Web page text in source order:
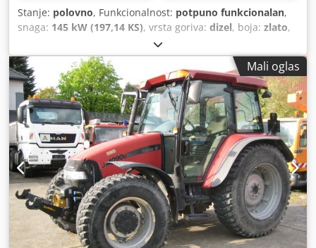
Stanje: polovno, Funkcionalnost: potpuno funkcionalan,
snaga: 145 kW (197,14 KS), vrsta goriva: dizel, boja: zlato,
, Godina izgradnje:
sati:8.000 h, Oprema:centralizirani sustav za
podmazivanje, kabina, klima-uređaj, Mali oglas